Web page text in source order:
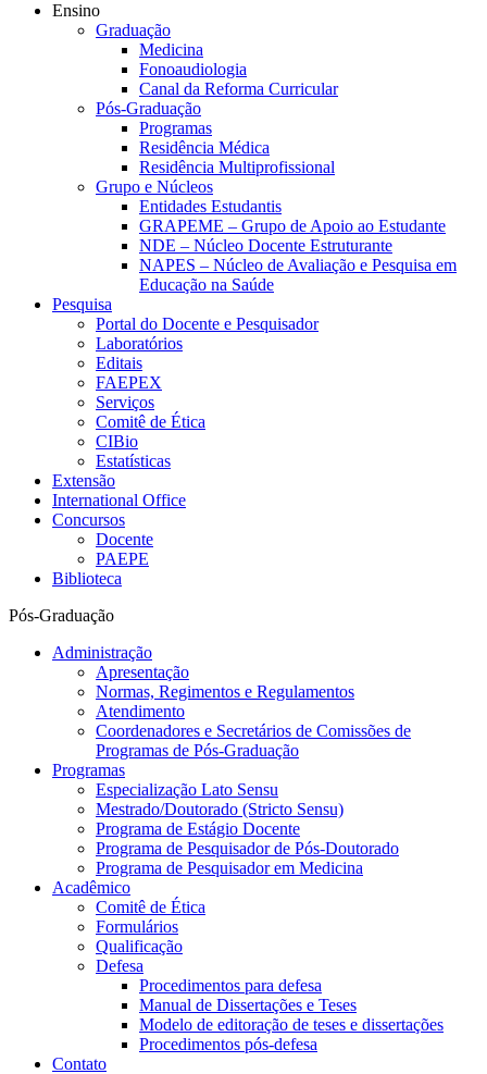
Ensino
Graduação
Medicina
Fonoaudiologia
Canal da Reforma Curricular
Pós-Graduação
Programas
Residência Médica
Residência Multiprofissional
Grupo e Núcleos
Entidades Estudantis
GRAPEME – Grupo de Apoio ao Estudante
NDE – Núcleo Docente Estruturante
NAPES – Núcleo de Avaliação e Pesquisa em
Educação na Saúde
Pesquisa
Portal do Docente e Pesquisador
Laboratórios
Editais
FAEPEX
Serviços
Comitê de Ética
CIBio
Estatísticas
Extensão
International Office
Concursos
Docente
PAEPE
Biblioteca
Pós-Graduação
Administração
Apresentação
Normas, Regimentos e Regulamentos
Atendimento
Coordenadores e Secretários de Comissões de
Programas de Pós-Graduação
Programas
Especialização Lato Sensu
Mestrado/Doutorado (Stricto Sensu)
Programa de Estágio Docente
Programa de Pesquisador de Pós-Doutorado
Programa de Pesquisador em Medicina
Acadêmico
Comitê de Ética
Formulários
Qualificação
Defesa
Procedimentos para defesa
Manual de Dissertações e Teses
Modelo de editoração de teses e dissertações
Procedimentos pós-defesa
Contato